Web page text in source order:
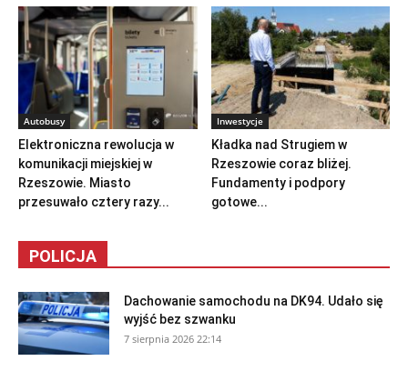
Autobusy
Elektroniczna rewolucja w
komunikacji miejskiej w
Rzeszowie. Miasto
przesuwało cztery razy...
Inwestycje
Kładka nad Strugiem w
Rzeszowie coraz bliżej.
Fundamenty i podpory
gotowe...
POLICJA
Dachowanie samochodu na DK94. Udało się
wyjść bez szwanku
7 sierpnia 2026 22:14